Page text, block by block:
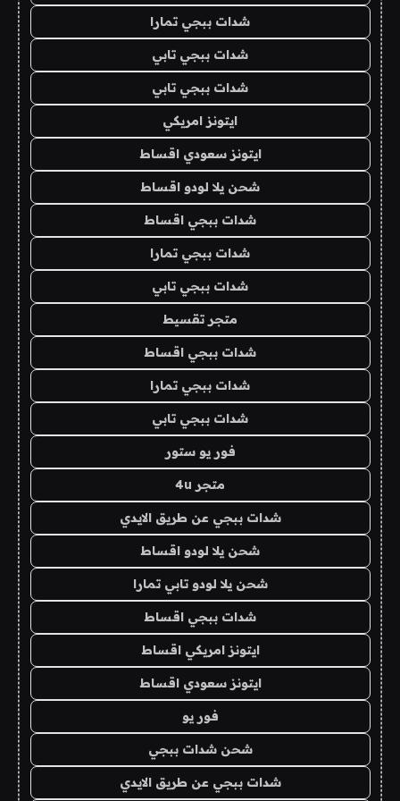
شدات ببجي تمارا
شدات ببجي تابي
شدات ببجي تابي
ايتونز امريكي
ايتونز سعودي اقساط
شحن يلا لودو اقساط
شدات ببجي اقساط
شدات ببجي تمارا
شدات ببجي تابي
متجر تقسيط
شدات ببجي اقساط
شدات ببجي تمارا
شدات ببجي تابي
فور يو ستور
متجر 4u
شدات ببجي عن طريق الايدي
شحن يلا لودو اقساط
شحن يلا لودو تابي تمارا
شدات ببجي اقساط
ايتونز امريكي اقساط
ايتونز سعودي اقساط
فور يو
شحن شدات ببجي
شدات ببجي عن طريق الايدي